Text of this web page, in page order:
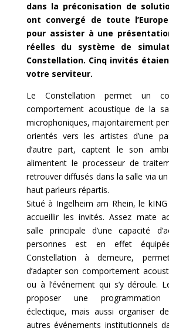
dans la préconisation de
ont convergé de toute
pour assister à une
réelles du système de
Constellation. Cinq invités
votre serviteur.
Le Constellation permet un
comportement acoustique de la
microphoniques, majoritairement
orientés vers les artistes d’une
d’autre part, captent le son
alimentent le processeur de
retrouver diffusés dans la salle via
haut parleurs répartis.
Situé à Ingelheim am Rhein, le
accueillir les invités. Assez mate
salle principale d’une capacité
personnes est en effet
Constellation à demeure,
d’adapter son comportement
ou à l’événement qui s’y déroule.
proposer une
éclectique, mais aussi organiser
autres événements institutionnels